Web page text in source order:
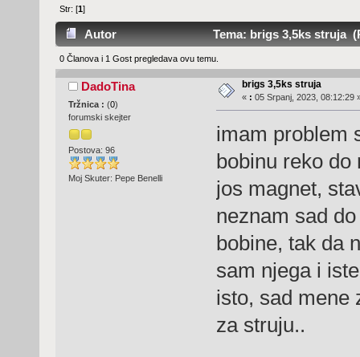
Str: [1]
Autor Tema: brigs 3,5ks struja
0 Članova i 1 Gost pregledava ovu temu.
DadoTina
Tržnica : (0)
forumski skejter
Postova: 96
Moj Skuter: Pepe Benelli
brigs 3,5ks struja
« : 05 Srpanj, 2023, 08:12:29
imam problem
bobinu reko do
jos magnet,
neznam sad
bobine, tak da
sam njega i
isto, sad mene
za struju..